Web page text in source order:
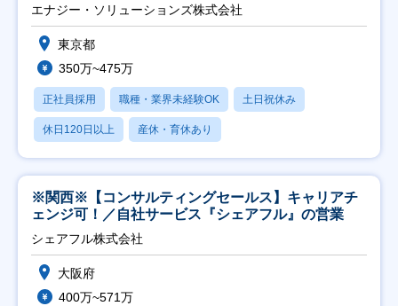
エナジー・ソリューションズ株式会社
東京都
350万~475万
正社員採用 職種・業界未経験OK 土日祝休み
休日120日以上 産休・育休あり
※関西※【コンサルティングセールス】キャリアチ
ェンジ可！／自社サービス『シェアフル』の営業
シェアフル株式会社
大阪府
400万~571万